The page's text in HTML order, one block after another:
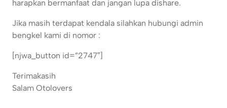
harapkan bermanfaat dan jangan lupa dishare.
Jika masih terdapat kendala silahkan hubungi admin
bengkel kami di nomor :
[njwa_button id=”2747″]
Terimakasih
Salam Otolovers